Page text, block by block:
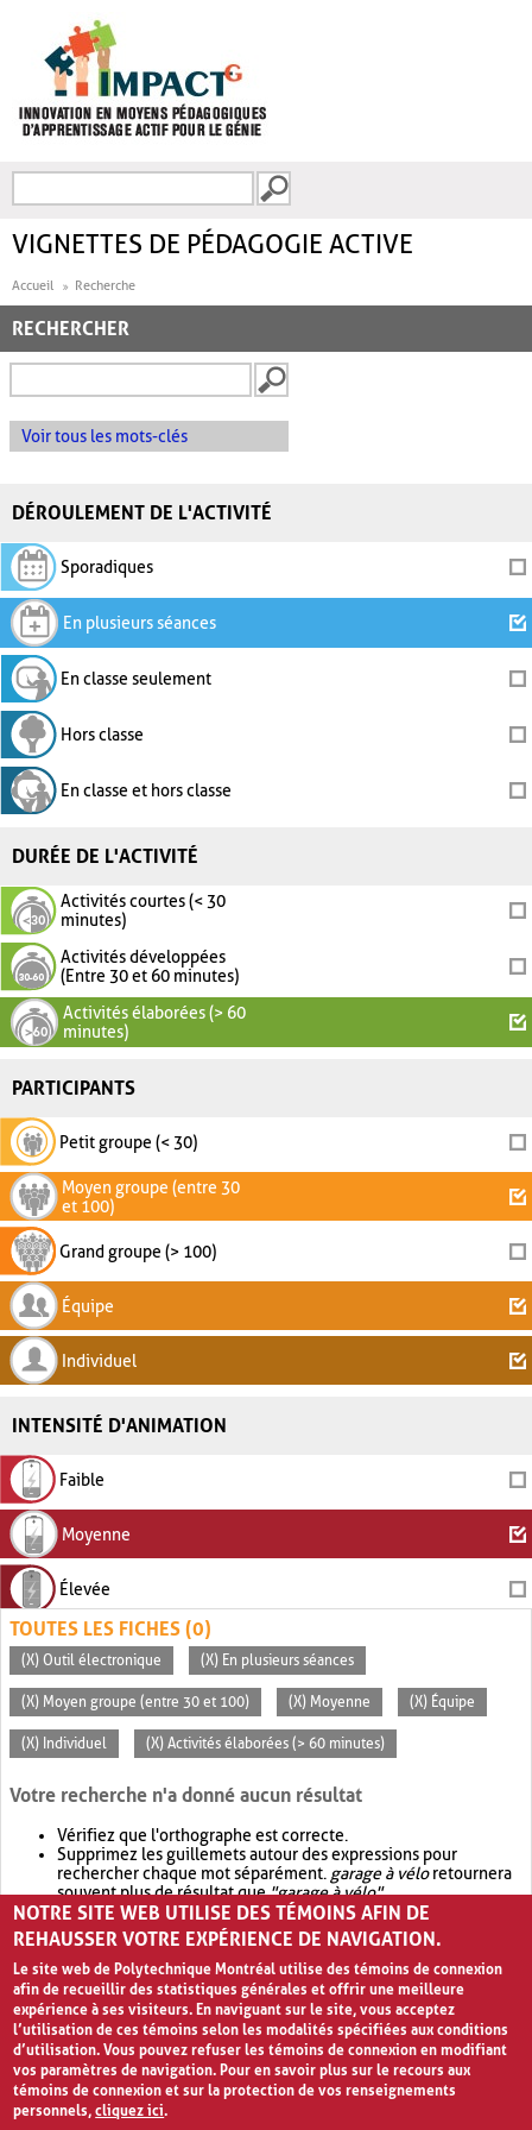
FORMULAIRE DE
VIGNETTES DE PÉDAGOGIE ACTIVE
Accueil Recherche
RECHERCHER
Voir tous les mots-clés
DÉROULEMENT DE L'ACTIVITÉ
Sporadiques
En plusieurs séances
En classe seulement
Hors classe
En classe et hors classe
DURÉE DE L'ACTIVITÉ
Activités courtes (< 30
minutes)
Activités développées
(Entre 30 et 60 minutes)
Activités élaborées (> 60
minutes)
PARTICIPANTS
Petit groupe (< 30)
Moyen groupe (entre 30
et 100)
Grand groupe (> 100)
Équipe
Individuel
INTENSITÉ D'ANIMATION
Faible
Moyenne
Élevée
TOUTES LES FICHES (0)
(X) Outil électronique (X) En plusieurs séances
(X) Moyen groupe (entre 30 et 100) (X) Moyenne (X) Équipe
(X) Individuel (X) Activités élaborées (> 60 minutes)
Votre recherche n'a donné aucun résultat
Vérifiez que l'orthographe est correcte.
Supprimez les guillemets autour des expressions pour
rechercher chaque mot séparément. garage à véloretournera
souvent plus de résultat que"garage à vélo".
Envisagez d'élargir votre recherche avec OR.garage OR vélo
retournera souvent plus de résultat quegarage à vélo
NOTRE SITE WEB UTILISE DES TÉMOINS AFIN DE
REHAUSSER VOTRE EXPÉRIENCE DE NAVIGATION.
Le site web de Polytechnique Montréal utilise des témoins de connexion
afin de recueillir des statistiques générales et offrir une meilleure
expérience à ses visiteurs. En naviguant sur le site, vous acceptez
l’utilisation de ces témoins selon les modalités spécifiées aux conditions
d’utilisation. Vous pouvez refuser les témoins de connexion en modifiant
vos paramètres de navigation. Pour en savoir plus sur le recours aux
témoins de connexion et sur la protection de vos renseignements
personnels,cliquez ici.